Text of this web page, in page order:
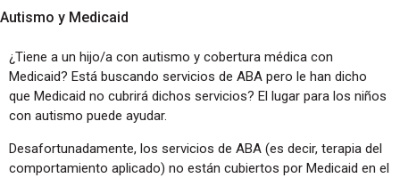
Autismo y Medicaid
¿Tiene a un hijo/a con autismo y cobertura médica con
Medicaid? Está buscando servicios de ABA pero le han dicho
que Medicaid no cubrirá dichos servicios? El lugar para los niños
con autismo puede ayudar.
Desafortunadamente, los servicios de ABA (es decir, terapia del
comportamiento aplicado) no están cubiertos por Medicaid en el